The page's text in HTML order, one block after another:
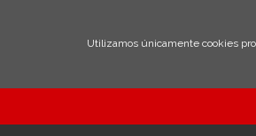
Utilizamos únicamente cookies